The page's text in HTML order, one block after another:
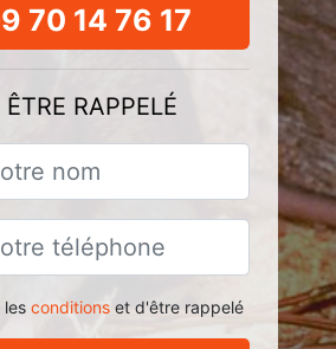
70 14 76 17
ÊTRE RAPPELÉ
conditionset d'être rappelé